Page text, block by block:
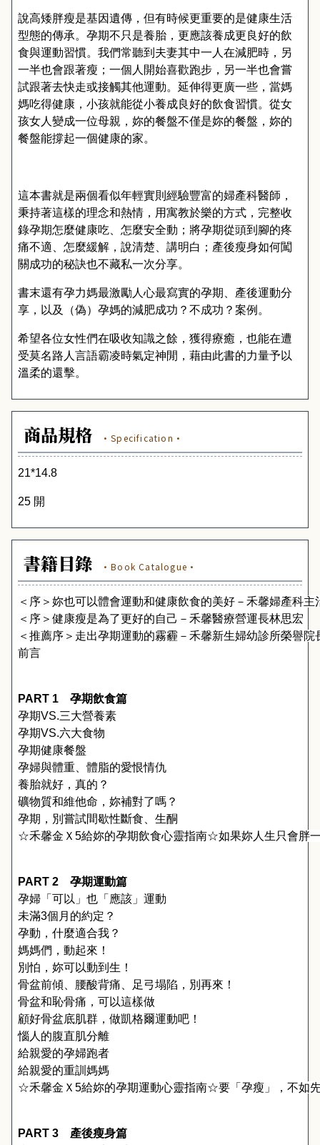
說高矮胖瘦是基因遺傳，但有時候更重要的是健康生活
型態的傳承。孕期不只是養胎，更應該養成更良好的飲
食與運動習慣。我們常聽到夫妻其中一人在減肥時，另
一半也會跟著瘦；一個人開始喜歡跑步，另一半也會嘗
試跟著去快走或接觸其他運動。延伸得更廣一些，當媽
媽吃得健康，小孩就能從小養成良好的飲食習慣。從女
孩女人變成一位母親，妳的餐盤不僅是妳的餐盤，妳的
餐盤能撐起一個健康的家。
這本書就是兩個看似年輕實則經驗豐富的婦產科醫師，
秉持著這樣的理念和熱情，用寓教於樂的方式，完整收
錄孕期怎麼健康吃、怎麼安全動；將孕期從頭到腳的疼
痛不適、怎麼緩解，說清楚、講明白；產後瘦身如何闖
關成功的秘訣也不藏私一次分享。
書末還有孕力媽最激勵人心最寫實的孕期、產後運動分
享，以及（偽）孕媽的減肥成功？不成功？案例。
希望各位女性們在吸收知識之餘，獲得療癒，也能在遭
受莫名路人言語霸凌時氣定神閒，藉由此書的力量予以
溫柔的還擊。
商品規格 ·Specification·
21*14.8
25 開
書籍目錄 ·Book Catalogue·
＜序＞妳也可以體會運動和健康飲食的美好－禾馨婦產科主
＜序＞健康瘦是為了更好的自己－禾馨醫療營運長林思宏
＜推薦序＞走出孕期運動的霧霾－禾馨新生婦幼診所榮譽院
前言
PART 1 孕期飲食篇
孕期VS.三大營養素
孕期VS.六大食物
孕期健康餐盤
孕婦與體重、體脂的愛恨情仇
養胎就好，真的？
礦物質和維他命，妳補對了嗎？
孕期，別嘗試間歇性斷食、生酮
☆禾馨金Ｘ 5給妳的孕期飲食心靈指南☆如果妳人生只會胖
PART 2 孕期運動篇
孕婦「可以」也「應該」運動
未滿3個月的約定？
孕動，什麼適合我？
媽媽們，動起來！
別怕，妳可以動到生！
骨盆前傾、腰酸背痛、足弓塌陷，別再來！
骨盆和恥骨痛，可以這樣做
顧好骨盆底肌群，做凱格爾運動吧！
惱人的腹直肌分離
給親愛的孕婦跑者
給親愛的重訓媽媽
☆禾馨金Ｘ 5給妳的孕期運動心靈指南☆要「孕瘦」，不如
PART 3 產後瘦身篇